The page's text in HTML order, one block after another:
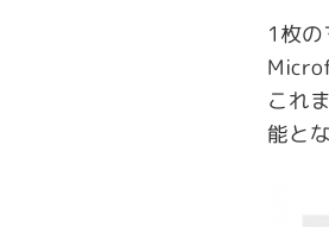
1枚
これ
能と